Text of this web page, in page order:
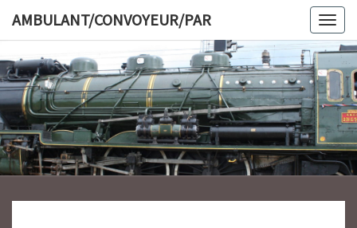
content
AMBULANT/CONVOYEUR/PAR